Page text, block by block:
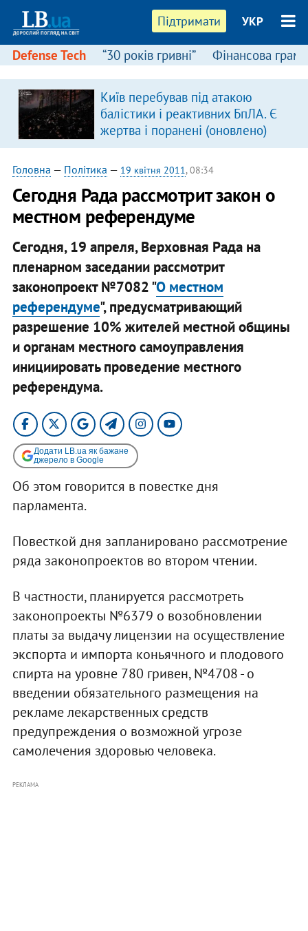
Підтримати УКР
Defense Tech “30 років гривні” Фінансова
Київ перебував під атакою
балістики і реактивних БпЛА. Є
жертва і поранені (оновлено)
Головна — Політика — 19 квітня 2011, 08:34
Сегодня Рада рассмотрит закон о
местном референдуме
Сегодня, 19 апреля, Верховная Рада на
пленарном заседании рассмотрит
законопроект №7082 "О местном
референдуме", предусматривающий
разрешение 10% жителей местной общины
и органам местного самоуправления
инициировать проведение местного
референдума.
Додати LB.ua як бажане
джерело в Google
Об этом говорится в повестке дня
парламента.
Повесткой дня запланировано рассмотрение
ряда законопроектов во втором чтении.
В частности, планируется рассмотреть
законопроекты №6379 о возобновлении
платы за выдачу лицензии на осуществление
экспорта и импорта коньячного и плодового
спирта на уровне 780 гривен, №4708 - о
введении обязательного размещения на
рекламе лекарственных средств
предупреждения о возможной угрозе
самолечения здоровью человека.
РЕКЛАМА